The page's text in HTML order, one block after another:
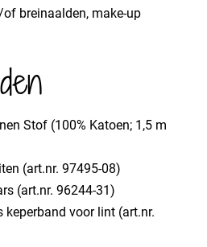
breinaalden, make-up
Stof (100% Katoen; 1,5 m
(art.nr. 97495-08)
(art.nr. 96244-31)
voor lint (art.nr.